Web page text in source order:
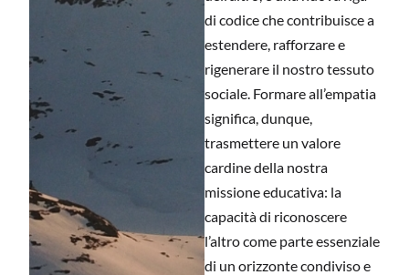
di codice che contribuisce a
estendere, rafforzare e
rigenerare il nostro tessuto
sociale. Formare all’empatia
significa, dunque,
trasmettere un valore
cardine della nostra
missione educativa: la
capacità di riconoscere
l’altro come parte essenziale
di un orizzonte condiviso e